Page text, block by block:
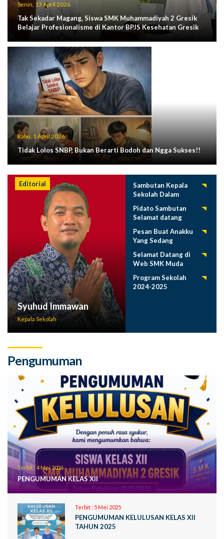
Senin, 13 April 2026
Tak Sekadar Magang, Siswa SMK Muhammadiyah 2 Gresik
Belajar Profesionalisme di Kantor BPJS Kesehatan Gresik
Rabu, 1 April 2026
Tidak Lolos SNBP, Bukan Berarti Bodoh dan Ngga Sukses!!
Editorial
Syuhud Immawan
Kepala Sekolah
Sambutan Kepala
Sekolah Dalam
Pelepasan Siswa
Tahun 2025
Pidato Sambutan
Selamat datang
Muda 2025-2026
Pesan Buat Anakku
Yang Sedang
Selamat Datang di
Web SMK Muda
Program Sekolah
2024-2025
Pengumuman
Terbit : 4 Mei 2026
PENGUMUMAN KELAS XII
Terbit : 5 Mei 2025
PENGUMUMAN KELULUSAN KELAS XII
TAHUN 2025